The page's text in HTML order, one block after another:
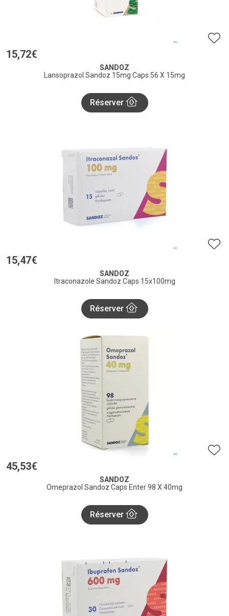
15,72€
SANDOZ
Lansoprazol Sandoz 15mg Caps 56 X 15mg
Réserver
15,47€
SANDOZ
Itraconazole Sandoz Caps 15x100mg
Réserver
45,53€
SANDOZ
Omeprazol Sandoz Caps Enter 98 X 40mg
Réserver